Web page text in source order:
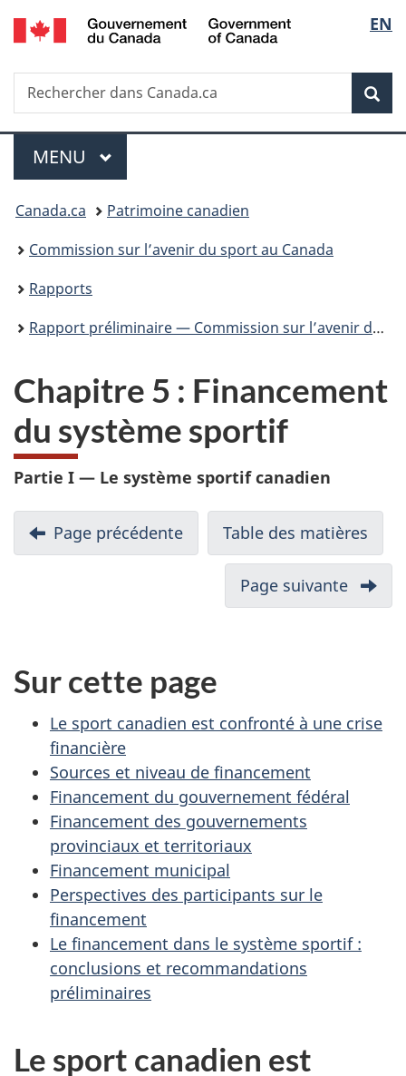
Passer
au
principal
Passer
à
Au
du
Passer
à
version
simplifiée
de
la
EN
Recherche
Rechercher
dans
Menu
MENU PRINCIPAL
Vous
êtes
ici :
Canada.ca
Patrimoine canadien
Commission sur l’avenir du sport au Canada
Rapports
Rapport préliminaire — Commission sur l’avenir du sport au Canada
Chapitre 5 : Financement
du système sportif
Partie I — Le système sportif canadien
N
g
Page précédente
Chapitre
structures
du
système
Table des matières
Page suivante
dans
Sur cette page
Le sport canadien est confronté à une crise
financière
Sources et niveau de financement
Financement du gouvernement fédéral
Financement des gouvernements
provinciaux et territoriaux
Financement municipal
Perspectives des participants sur le
financement
Le financement dans le système sportif :
conclusions et recommandations
préliminaires
Le sport canadien est